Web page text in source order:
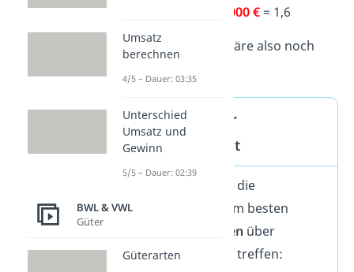
50.000 €= 1,6
Dein Unternehmen wäre also noch
Aussagekraft der
Wirtschaftlichkeit
Du siehst, dass sich die
Wirtschaftlichkeit am besten
Aussagen über
folgende Punkte zu treffen:
Umsatz
berechnen
4/5 – Dauer: 03:35
Unterschied
Umsatz und
Gewinn
5/5 – Dauer: 02:39
BWL & VWL
Güter
Güterarten